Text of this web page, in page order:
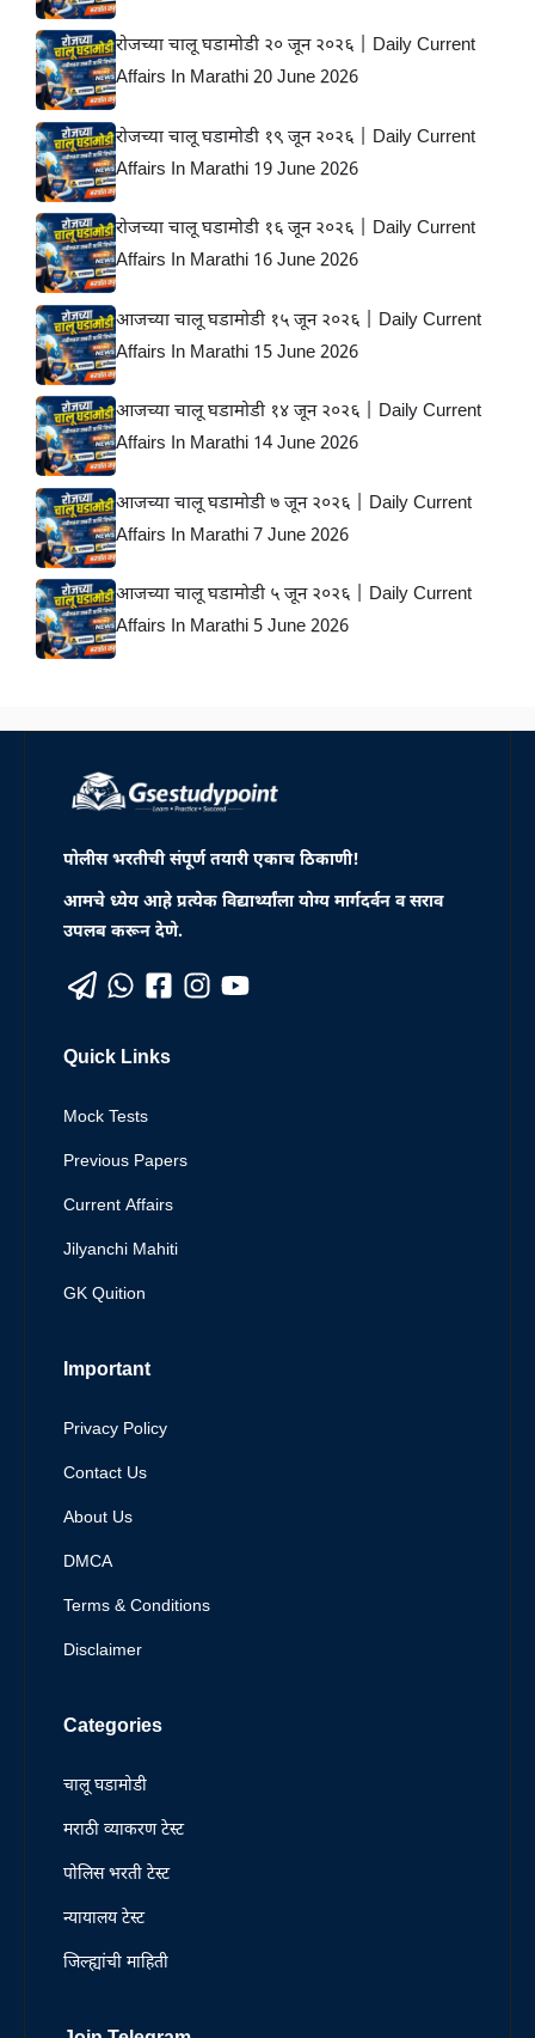
रोजच्या चालू घडामोडी २० जून २०२६ | Daily Current
Affairs In Marathi 20 June 2026
रोजच्या चालू घडामोडी १९ जून २०२६ | Daily Current
Affairs In Marathi 19 June 2026
रोजच्या चालू घडामोडी १६ जून २०२६ | Daily Current
Affairs In Marathi 16 June 2026
आजच्या चालू घडामोडी १५ जून २०२६ | Daily Current
Affairs In Marathi 15 June 2026
आजच्या चालू घडामोडी १४ जून २०२६ | Daily Current
Affairs In Marathi 14 June 2026
आजच्या चालू घडामोडी ७ जून २०२६ | Daily Current
Affairs In Marathi 7 June 2026
आजच्या चालू घडामोडी ५ जून २०२६ | Daily Current
Affairs In Marathi 5 June 2026
पोलीस भरतीची संपूर्ण तयारी एकाच ठिकाणी!
आमचे ध्येय आहे प्रत्येक विद्यार्थ्यांला योग्य मार्गदर्वन व सराव
उपलब करून देणे.
Quick Links
Mock Tests
Previous Papers
Current Affairs
Jilyanchi Mahiti
GK Quition
Important
Privacy Policy
Contact Us
About Us
DMCA
Terms & Conditions
Disclaimer
Categories
चालू घडामोडी
मराठी व्याकरण टेस्ट
पोलिस भरती टेस्ट
न्यायालय टेस्ट
जिल्ह्यांची माहिती